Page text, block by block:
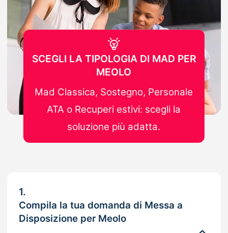
1.
Compila la tua domanda di Messa a
Disposizione per Meolo
SCEGLI LA TIPOLOGIA DI MAD PER
MEOLO
Mad Classica, Sostegno, Personale
ATA o Recuperi estivi: scegli la
soluzione più adatta.